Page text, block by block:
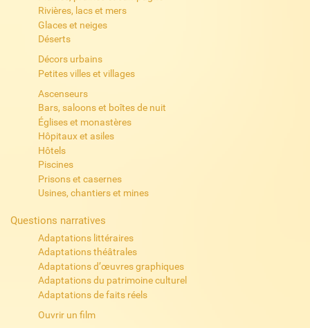
Rivières, lacs et mers
Glaces et neiges
Déserts
Décors urbains
Petites villes et villages
Ascenseurs
Bars, saloons et boîtes de nuit
Églises et monastères
Hôpitaux et asiles
Hôtels
Piscines
Prisons et casernes
Usines, chantiers et mines
Questions narratives
Adaptations littéraires
Adaptations théâtrales
Adaptations d’œuvres graphiques
Adaptations du patrimoine culturel
Adaptations de faits réels
Ouvrir un film